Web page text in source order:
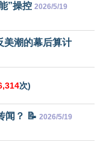
”操控 2026/5/19
美潮的幕后算计
次)
闻？ 📝 2026/5/19